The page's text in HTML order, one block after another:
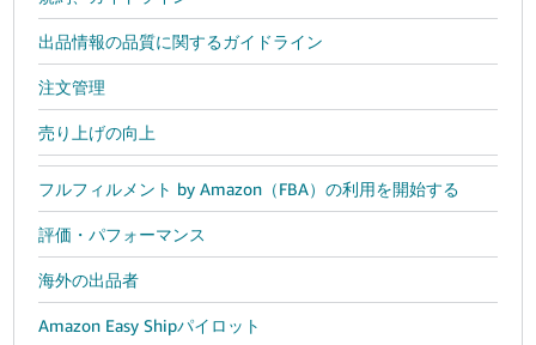
出品情報の品質に関するガイドライン
注文管理
売り上げの向上
フルフィルメント by Amazon（FBA）の利用を開始する
評価・パフォーマンス
海外の出品者
Amazon Easy Shipパイロット